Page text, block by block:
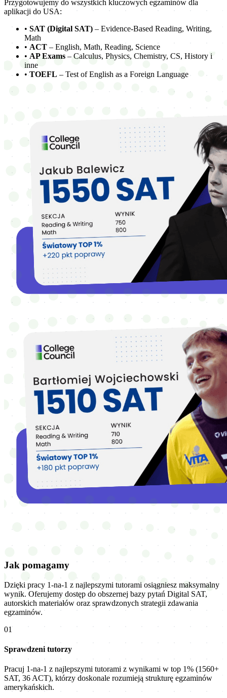
Przygotowujemy do wszystkich kluczowych egzaminów dla
aplikacji do USA:
• SAT (Digital SAT) – Evidence-Based Reading, Writing,
Math
• ACT – English, Math, Reading, Science
• AP Exams – Calculus, Physics, Chemistry, CS, History i
inne
• TOEFL – Test of English as a Foreign Language
Jak pomagamy
Dzięki pracy 1-na-1 z najlepszymi tutorami osiągniesz maksymalny
wynik. Oferujemy dostęp do obszernej bazy pytań Digital SAT,
autorskich materiałów oraz sprawdzonych strategii zdawania
egzaminów.
01
Sprawdzeni tutorzy
Pracuj 1-na-1 z najlepszymi tutorami z wynikami w top 1% (1560+
SAT, 36 ACT), którzy doskonale rozumieją strukturę egzaminów
amerykańskich.